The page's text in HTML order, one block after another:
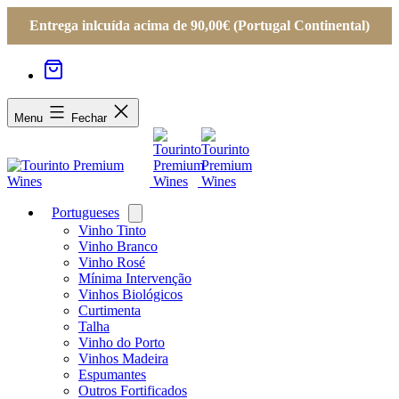
Entrega inlcuída acima de 90,00€ (Portugal Continental)
Menu Fechar
Portugueses
menu
Vinho Tinto
Vinho Branco
Vinho Rosé
Mínima Intervenção
Vinhos Biológicos
Curtimenta
Talha
Vinho do Porto
Vinhos Madeira
Espumantes
Outros Fortificados